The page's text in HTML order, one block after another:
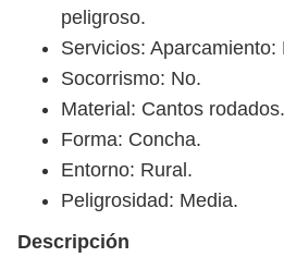
peligroso.
Servicios: Aparcamiento:
Socorrismo: No.
Material: Cantos rodados.
Forma: Concha.
Entorno: Rural.
Peligrosidad: Media.
Descripción